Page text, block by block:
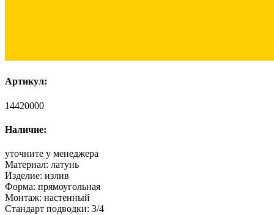
Артикул:
14420000
Наличие:
уточните у менеджера
Материал: латунь
Изделие: излив
Форма: прямоугольная
Монтаж: настенный
Стандарт подводки: 3/4